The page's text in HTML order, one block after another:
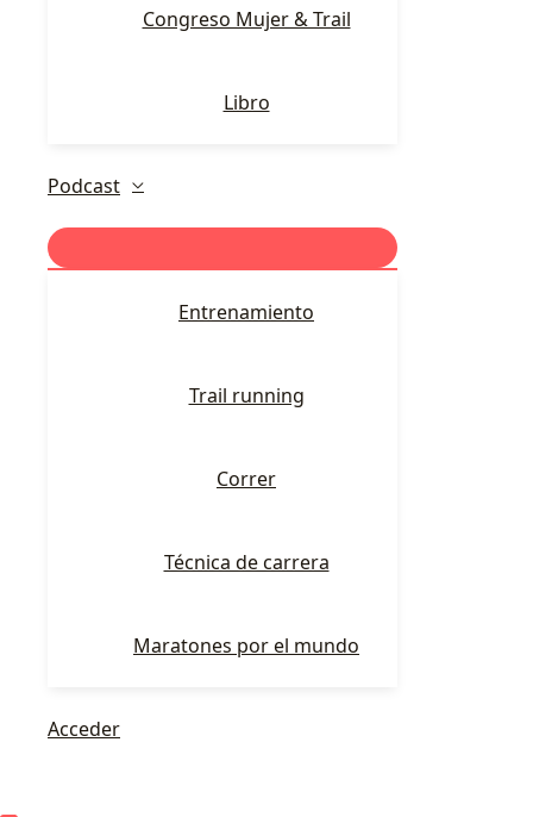
Congreso Mujer & Trail
Libro
Podcast
Entrenamiento
Trail running
Correr
Técnica de carrera
Maratones por el mundo
Acceder